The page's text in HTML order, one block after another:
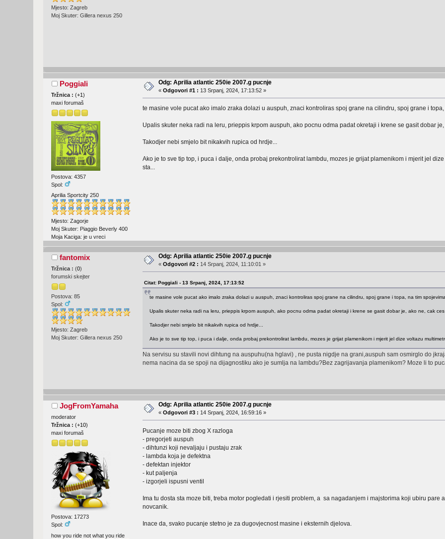
Mjesto: Zagreb
Moj Skuter: Gillera nexus 250
Poggiali
Tržnica :(+1)
maxi forumaš
Postova: 4357
Spol:
Aprilia Sportcity 250
Mjesto: Zagorje
Moj Skuter: Piaggio Beverly 400
Moja Kaciga: je u vreci
Odg: Aprilia atlantic 250ie 2007.g pucnje
«Odgovori #1 : 13 Srpanj, 2024, 17:13:52 »
te masine vole pucat ako imalo zraka dolazi u auspuh, znaci kontroliras spoj grane na cilindru, spoj grane i
Upalis skuter neka radi na leru, prieppis krpom auspuh, ako pocnu odma padat okretaji i krene se gasit dobar
Takodjer nebi smjelo bit nikakvih rupica od hrdje...
Ako je to sve tip top, i puca i dalje, onda probaj prekontrolirat lambdu, mozes je grijat plamenikom i mjerit jel
sta...
fantomix
Tržnica :(0)
forumski skejter
Postova: 85
Spol:
Mjesto: Zagreb
Moj Skuter: Gillera nexus 250
Odg: Aprilia atlantic 250ie 2007.g pucnje
«Odgovori #2 : 14 Srpanj, 2024, 11:10:01 »
Citat: Poggiali - 13 Srpanj, 2024, 17:13:52
te masine vole pucat ako imalo zraka dolazi u auspuh, znaci kontroliras spoj grane na cilindru, spoj grane i topa, na tim
Upalis skuter neka radi na leru, prieppis krpom auspuh, ako pocnu odma padat okretaji i krene se gasit dobar je, ako ne, cak ces
Takodjer nebi smjelo bit nikakvih rupica od hrdje...
Ako je to sve tip top, i puca i dalje, onda probaj prekontrolirat lambdu, mozes je grijat plamenikom i mjerit jel dize voltazu
Na servisu su stavili novi dihtung na auspuhu(na hglavi) , ne pusta nigdje na grani,auspuh sam osmirglo do
nema nacina da se spoji na dijagnostiku ako je sumlja na lambdu?Bez zagrijavanja plamenikom? Moze li to
JogFromYamaha
moderator
Tržnica :(+10)
maxi forumaš
Postova: 17273
Spol:
how you ride not what you ride
Odg: Aprilia atlantic 250ie 2007.g pucnje
«Odgovori #3 : 14 Srpanj, 2024, 16:59:16 »
Pucanje moze biti zbog X razloga
- pregorjeti auspuh
- dihtunzi koji nevaljaju i pustaju zrak
- lambda koja je defektna
- defektan injektor
- kut paljenja
- izgorjeli ispusni ventil
Ima tu dosta sta moze biti, treba motor pogledati i rjesiti problem, a sa nagadanjem i majstorima koji ubiru pare
novcanik.
Inace da, svako pucanje stetno je za dugovjecnost masine i eksternih djelova.